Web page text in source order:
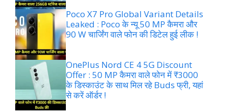
Poco X7 Pro Global Variant Details
Leaked : Poco के न्यू 50 MP कैमरा और
90 W चार्जिंग वाले फोन की डिटेल हुई लीक !
OnePlus Nord CE 4 5G Discount
Offer : 50 MP कैमरा वाले फोन में ₹3000
के डिस्काउंट के साथ मिल रहे Buds फ्री, यहां
से करें ऑर्डर !